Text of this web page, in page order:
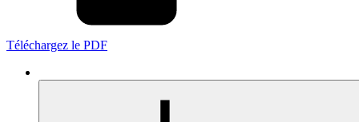
Téléchargez le PDF